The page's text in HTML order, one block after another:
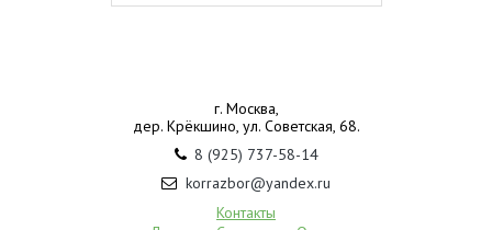
г. Москва,
дер. Крёкшино, ул. Советская, 68.
8 (925) 737-58-14
korrazbor@yandex.ru
Контакты